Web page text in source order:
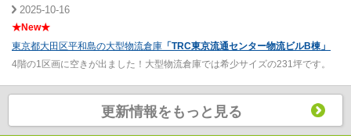
2025-10-16
★New★
東京都大田区平和島の大型物流倉庫 「TRC東京流通センター物流ビルB棟 」
4階の1区画に空きが出ました！大型物流倉庫では希少サイズの231坪です。
更新情報をもっと見る